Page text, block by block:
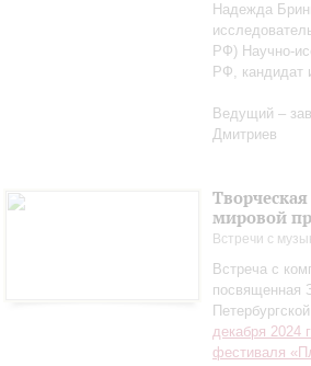
Надежда
РФ) Научно-
РФ, кандидат
Ведущий –
Дмитриев
мировой
Встречи с
Встреча с
посвященная
декабря 2024
фестиваля